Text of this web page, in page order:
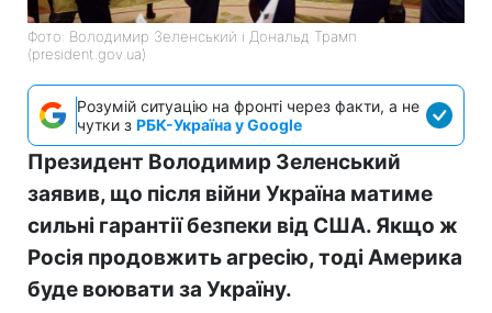
Фото: Володимир Зеленський і Дональд Трамп
(president.gov.ua)
Розумій ситуацію на фронті через факти, а не
чутки з РБК-Україна у Google
Президент Володимир Зеленський
заявив, що після війни Україна матиме
сильні гарантії безпеки від США. Якщо ж
Росія продовжить агресію, тоді Америка
буде воювати за Україну.